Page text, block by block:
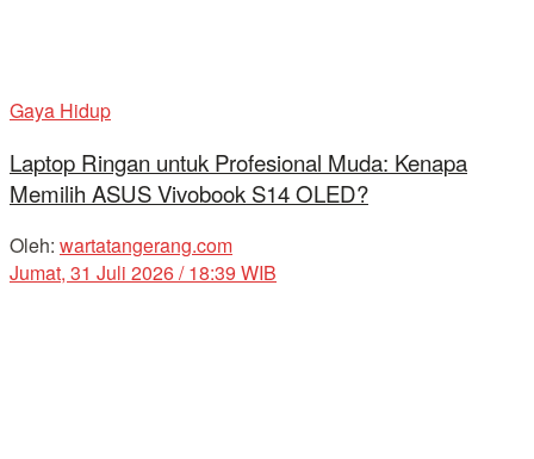
Gaya Hidup
Laptop Ringan untuk Profesional Muda: Kenapa
Memilih ASUS Vivobook S14 OLED?
Oleh: wartatangerang.com
Jumat, 31 Juli 2026 / 18:39 WIB